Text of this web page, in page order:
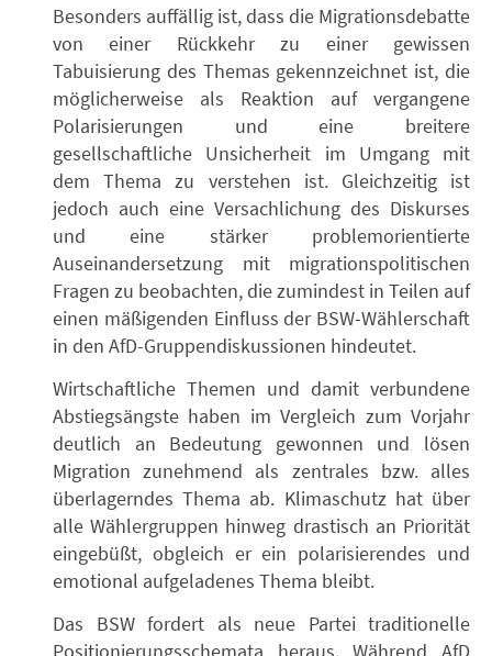
Besonders auffällig ist, dass die Migrationsdebatte
von einer Rückkehr zu einer gewissen
Tabuisierung des Themas gekennzeichnet ist, die
möglicherweise als Reaktion auf vergangene
Polarisierungen und eine breitere
gesellschaftliche Unsicherheit im Umgang mit
dem Thema zu verstehen ist. Gleichzeitig ist
jedoch auch eine Versachlichung des Diskurses
und eine stärker problemorientierte
Auseinandersetzung mit migrationspolitischen
Fragen zu beobachten, die zumindest in Teilen auf
einen mäßigenden Einfluss der BSW-Wählerschaft
in den AfD-Gruppendiskussionen hindeutet.
Wirtschaftliche Themen und damit verbundene
Abstiegsängste haben im Vergleich zum Vorjahr
deutlich an Bedeutung gewonnen und lösen
Migration zunehmend als zentrales bzw. alles
überlagerndes Thema ab. Klimaschutz hat über
alle Wählergruppen hinweg drastisch an Priorität
eingebüßt, obgleich er ein polarisierendes und
emotional aufgeladenes Thema bleibt.
Das BSW fordert als neue Partei traditionelle
Positionierungsschemata heraus. Während AfD